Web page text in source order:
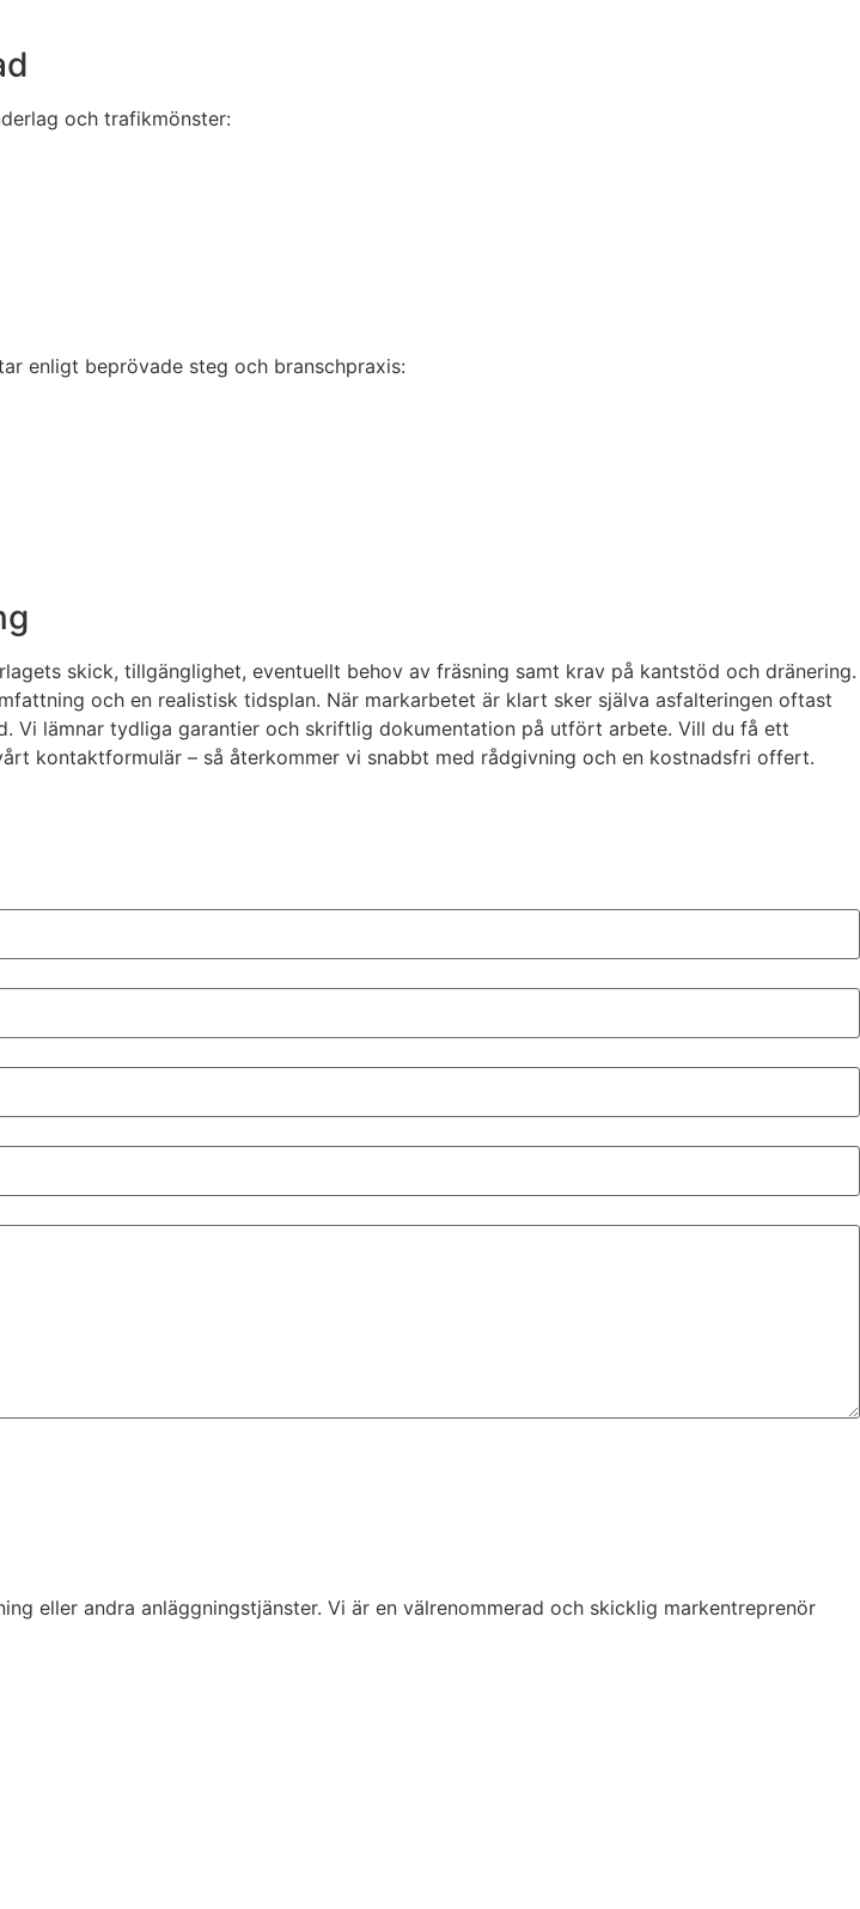
och trafikmönster:
enligt beprövade steg och branschpraxis:
skick, tillgänglighet, eventuellt behov av fräsning samt krav på kantstöd och dränering.
och en realistisk tidsplan. När markarbetet är klart sker själva asfalteringen oftast
Vi lämnar tydliga garantier och skriftlig dokumentation på utfört arbete. Vill du få ett
kontaktformulär – så återkommer vi snabbt med rådgivning och en kostnadsfri offert.
eller andra anläggningstjänster. Vi är en välrenommerad och skicklig markentreprenör